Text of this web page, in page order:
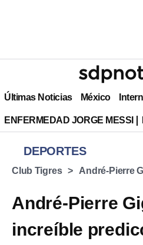
Últimas Noticias México
ENFERMEDAD JORGE MESSI
DEPORTES
Club Tigres André-Pierre
André-Pierre
increíble